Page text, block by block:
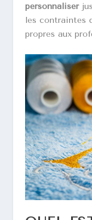
personnaliser
les contraintes
propres aux